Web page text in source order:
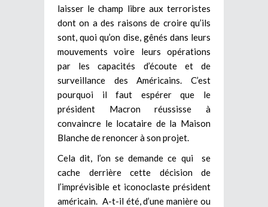
laisser le champ libre aux terroristes
dont on a des raisons de croire qu’ils
sont, quoi qu’on dise, gênés dans leurs
mouvements voire leurs opérations
par les capacités d’écoute et de
surveillance des Américains. C’est
pourquoi il faut espérer que le
président Macron réussisse à
convaincre le locataire de la Maison
Blanche de renoncer à son projet.
Cela dit, l’on se demande ce qui se
cache derrière cette décision de
l’imprévisible et iconoclaste président
américain. A-t-il été, d’une manière ou